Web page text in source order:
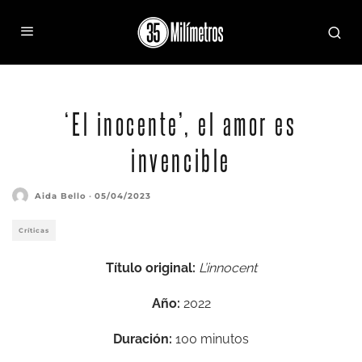
‘El inocente’, el amor es
invencible
Aida Bello · 05/04/2023
Críticas
Título original: L’innocent
Año: 2022
Duración: 100 minutos